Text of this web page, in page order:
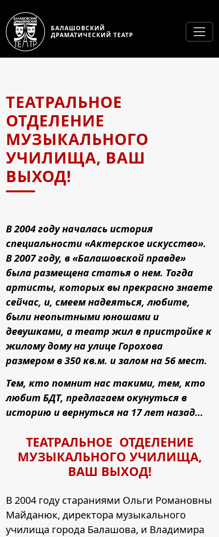
БАЛАШОВСКИЙ
ДРАМАТИЧЕСКИЙ ТЕАТР
ТЕАТРАЛЬНОЕ
ОТДЕЛЕНИЕ
МУЗЫКАЛЬНОГО
УЧИЛИЩА, ВАШ
ВЫХОД!
В 2004 году началась история
специальности «Актерское искусство».
В 2007 году, в «Балашовской правде»
была размещена статья о нем. Тогда
артисты, которых вы прекрасно знаете
сейчас, и, смеем надеяться, любите,
были неопытными юношами и
девушками, а театр жил в пристройке к
жилому дому на улице Горохова
размером в 350 кв.м. и залом на 56 мест.
Тем, кто помнит нас такими, тем, кто
любит БДТ, предлагаем окунуться в
историю и вернуться на 17 лет назад…
ТЕАТРАЛЬНОЕ ОТДЕЛЕНИЕ
МУЗЫКАЛЬНОГО УЧИЛИЩА,
ВАШ ВЫХОД!
В 2004 году стараниями Ольги Романовны
Майданюк, директора музыкального
училища города Балашова, и Владимира